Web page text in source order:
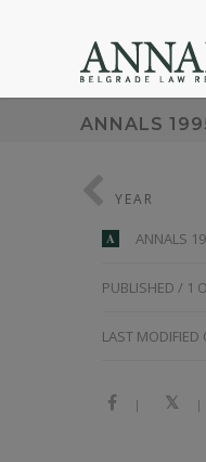
ANNALS
YEAR
A ANNALS
PUBLISHED / 1
LAST
| |